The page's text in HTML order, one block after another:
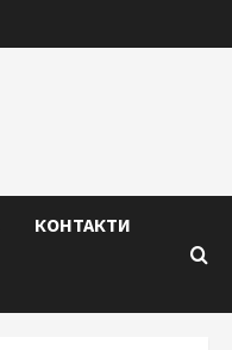
КОНТАКТИ